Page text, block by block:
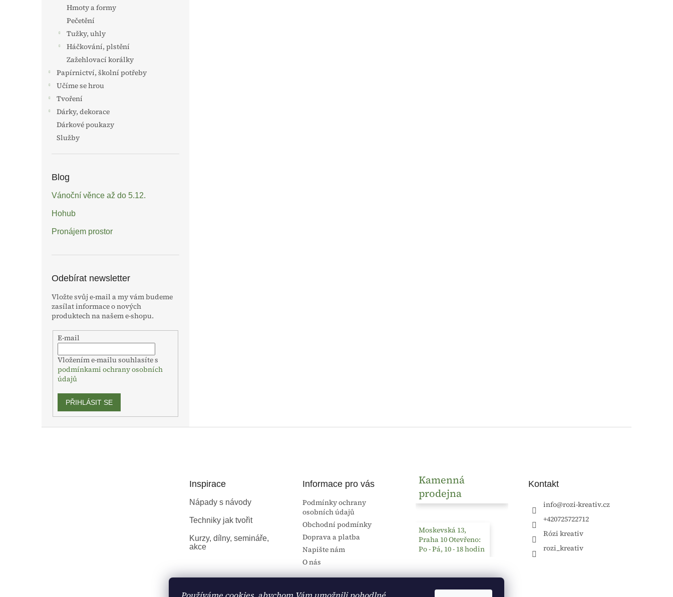
Hmoty a formy
Pečetění
Tužky, uhly
Háčkování, plstění
Zažehlovací korálky
Papírnictví, školní potřeby
Učíme se hrou
Tvoření
Dárky, dekorace
Dárkové poukazy
Služby
Blog
Vánoční věnce až do 5.12.
Hohub
Pronájem prostor
Odebírat newsletter
Vložte svůj e-mail a my vám budeme
zasílat informace o nových
produktech na našem e-shopu.
E-mail
Vložením e-mailu souhlasíte s
podmínkami ochrany osobních
údajů
PŘIHLÁSIT SE
Inspirace
Nápady s návody
Techniky jak tvořit
Kurzy, dílny, semináře,
akce
Informace pro vás
Podmínky ochrany
osobních údajů
Obchodní podmínky
Doprava a platba
Napište nám
O nás
Kamenná
prodejna
Moskevská 13,
Praha 10 Otevřeno:
Po - Pá, 10 - 18 hodin
Kontakt
info@rozi-kreativ.cz
+420725722712
Rózi kreativ
rozi_kreativ